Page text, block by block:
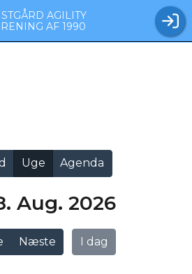
AGILITY
AF 1990
Næste I dag
Aug. 2026
Uge Agenda